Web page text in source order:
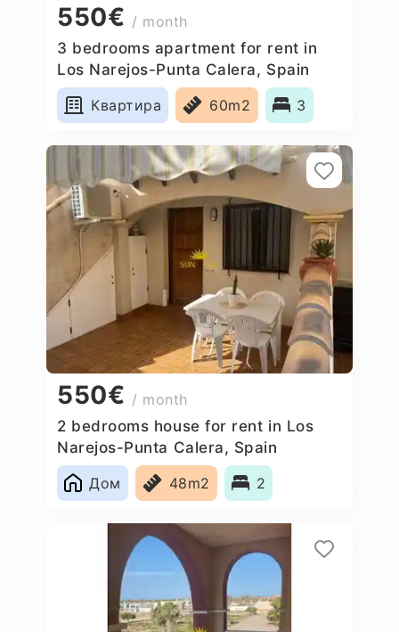
550€ / month
3 bedrooms apartment for rent in
Los Narejos-Punta Calera, Spain
Квартира
60m2 3
550€ / month
2 bedrooms house for rent in Los
Narejos-Punta Calera, Spain
Дом
48m2 2